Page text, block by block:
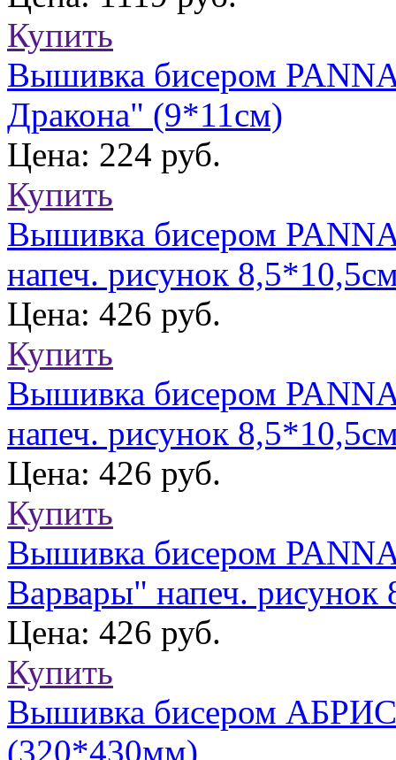
Купить
Вышивка бисером
Дракона" (9*11см)
Цена: 224 руб.
Купить
Вышивка бисером
напеч. рисунок
Цена: 426 руб.
Купить
Вышивка бисером
напеч. рисунок
Цена: 426 руб.
Купить
Вышивка бисером
Варвары" напеч. рисунок
Цена: 426 руб.
Купить
Вышивка бисером
(320*430мм)